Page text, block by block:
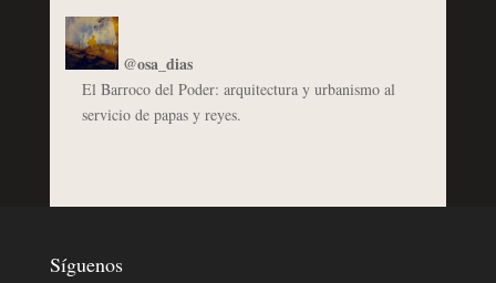
@osa_dias
El Barroco del Poder: arquitectura y urbanismo al
servicio de papas y reyes.
Síguenos